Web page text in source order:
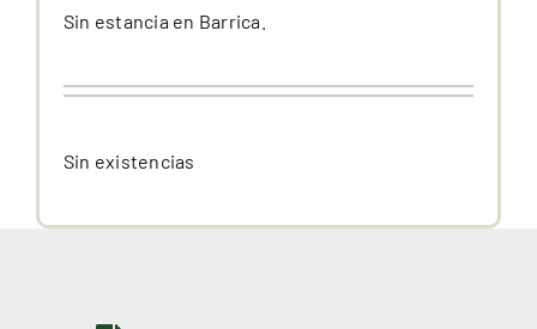
Sin estancia en Barrica.
Sin existencias